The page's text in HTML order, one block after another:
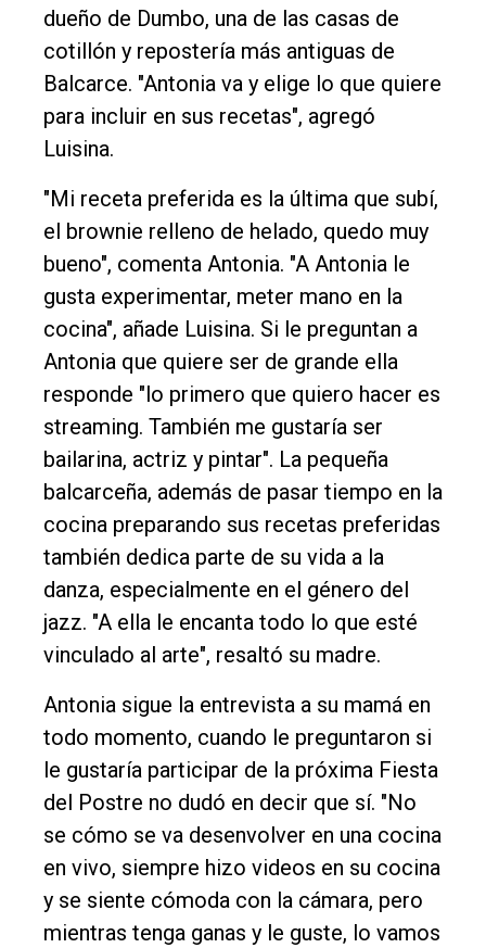
dueño de Dumbo, una de las casas de
cotillón y repostería más antiguas de
Balcarce. "Antonia va y elige lo que quiere
para incluir en sus recetas", agregó
Luisina.
"Mi receta preferida es la última que subí,
el brownie relleno de helado, quedo muy
bueno", comenta Antonia. "A Antonia le
gusta experimentar, meter mano en la
cocina", añade Luisina. Si le preguntan a
Antonia que quiere ser de grande ella
responde "lo primero que quiero hacer es
streaming. También me gustaría ser
bailarina, actriz y pintar". La pequeña
balcarceña, además de pasar tiempo en la
cocina preparando sus recetas preferidas
también dedica parte de su vida a la
danza, especialmente en el género del
jazz. "A ella le encanta todo lo que esté
vinculado al arte", resaltó su madre.
Antonia sigue la entrevista a su mamá en
todo momento, cuando le preguntaron si
le gustaría participar de la próxima Fiesta
del Postre no dudó en decir que sí. "No
se cómo se va desenvolver en una cocina
en vivo, siempre hizo videos en su cocina
y se siente cómoda con la cámara, pero
mientras tenga ganas y le guste, lo vamos